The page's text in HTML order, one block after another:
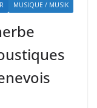
MUSIQUE / MUSIK